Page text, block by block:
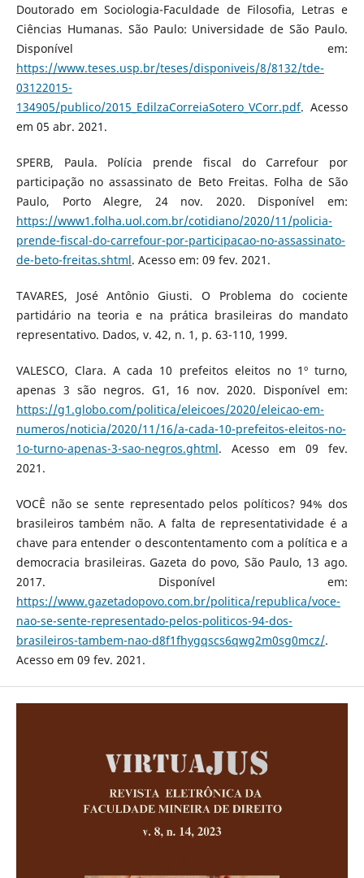
Doutorado em Sociologia-Faculdade de Filosofia, Letras e
Ciências Humanas. São Paulo: Universidade de São Paulo.
Disponível em:
https://www.teses.usp.br/teses/disponiveis/8/8132/tde-
03122015-
134905/publico/2015_EdilzaCorreiaSotero_VCorr.pdf. Acesso
em 05 abr. 2021.
SPERB, Paula. Polícia prende fiscal do Carrefour por
participação no assassinato de Beto Freitas. Folha de São
Paulo, Porto Alegre, 24 nov. 2020. Disponível em:
https://www1.folha.uol.com.br/cotidiano/2020/11/policia-
prende-fiscal-do-carrefour-por-participacao-no-assassinato-
de-beto-freitas.shtml. Acesso em: 09 fev. 2021.
TAVARES, José Antônio Giusti. O Problema do cociente
partidário na teoria e na prática brasileiras do mandato
representativo. Dados, v. 42, n. 1, p. 63-110, 1999.
VALESCO, Clara. A cada 10 prefeitos eleitos no 1º turno,
apenas 3 são negros. G1, 16 nov. 2020. Disponível em:
https://g1.globo.com/politica/eleicoes/2020/eleicao-em-
numeros/noticia/2020/11/16/a-cada-10-prefeitos-eleitos-no-
1o-turno-apenas-3-sao-negros.ghtml. Acesso em 09 fev.
2021.
VOCÊ não se sente representado pelos políticos? 94% dos
brasileiros também não. A falta de representatividade é a
chave para entender o descontentamento com a política e a
democracia brasileiras. Gazeta do povo, São Paulo, 13 ago.
2017. Disponível em:
https://www.gazetadopovo.com.br/politica/republica/voce-
nao-se-sente-representado-pelos-politicos-94-dos-
brasileiros-tambem-nao-d8f1fhygqscs6qwg2m0sg0mcz/.
Acesso em 09 fev. 2021.